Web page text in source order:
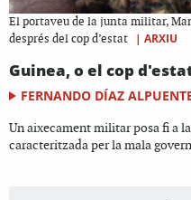
El portaveu de la junta militar,
després del cop d’estat
| ARXIU
Guinea, o el cop
FERNANDO DÍAZ
Un aixecament militar posa fi a
caracteritzada per la mala